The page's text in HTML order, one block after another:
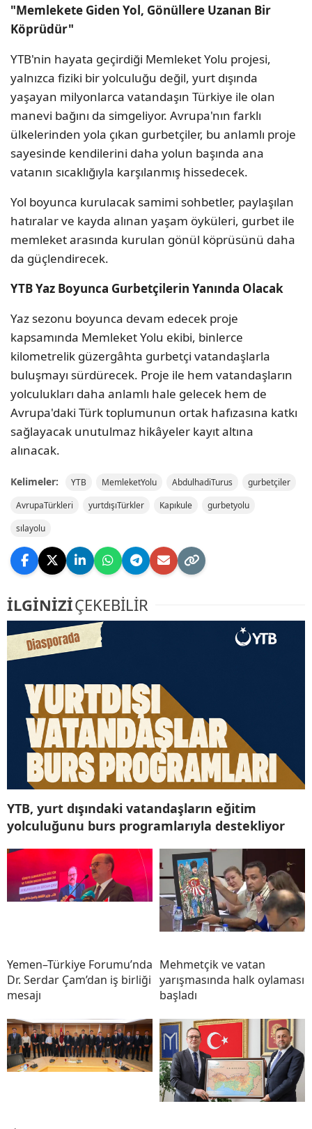
"Memlekete Giden Yol, Gönüllere Uzanan Bir
Köprüdür"
YTB'nin hayata geçirdiği Memleket Yolu projesi,
yalnızca fiziki bir yolculuğu değil, yurt dışında
yaşayan milyonlarca vatandaşın Türkiye ile olan
manevi bağını da simgeliyor. Avrupa'nın farklı
ülkelerinden yola çıkan gurbetçiler, bu anlamlı proje
sayesinde kendilerini daha yolun başında ana
vatanın sıcaklığıyla karşılanmış hissedecek.
Yol boyunca kurulacak samimi sohbetler, paylaşılan
hatıralar ve kayda alınan yaşam öyküleri, gurbet ile
memleket arasında kurulan gönül köprüsünü daha
da güçlendirecek.
YTB Yaz Boyunca Gurbetçilerin Yanında Olacak
Yaz sezonu boyunca devam edecek proje
kapsamında Memleket Yolu ekibi, binlerce
kilometrelik güzergâhta gurbetçi vatandaşlarla
buluşmayı sürdürecek. Proje ile hem vatandaşların
yolculukları daha anlamlı hale gelecek hem de
Avrupa'daki Türk toplumunun ortak hafızasına katkı
sağlayacak unutulmaz hikâyeler kayıt altına
alınacak.
Kelimeler: YTB MemleketYolu AbdulhadiTurus
gurbetçiler
AvrupaTürkleri
yurtdışıTürkler Kapıkule
gurbetyolu
sılayolu
İLGİNİZİÇEKEBİLİR
YTB, yurt dışındaki vatandaşların eğitim
yolculuğunu burs programlarıyla destekliyor
Yemen–Türkiye Forumu’nda
Dr. Serdar Çam’dan iş birliği
mesajı
Mehmetçik ve vatan
yarışmasında halk oylaması
başladı